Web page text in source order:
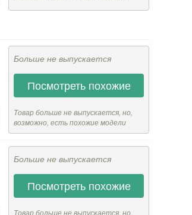
Больше не выпускается
Посмотреть похожие
Товар больше не выпускается, но,
возможно, есть похожие модели
Больше не выпускается
Посмотреть похожие
Товар больше не выпускается, но,